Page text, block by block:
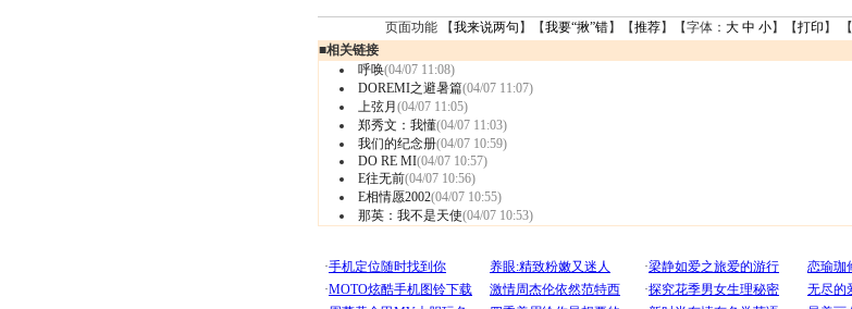
页面功能 【我来说两句 】【我要“揪”错】【推荐】【字体： 大 中 小】【打印 】 【
■相关链接
呼唤(04/07 11:08)
DOREMI之避暑篇(04/07 11:07)
上弦月 (04/07 11:05)
郑秀文：我懂(04/07 11:03)
我们的纪念册(04/07 10:59)
DO RE MI(04/07 10:57)
E往无前(04/07 10:56)
E相情愿2002(04/07 10:55)
那英：我不是天使(04/07 10:53)